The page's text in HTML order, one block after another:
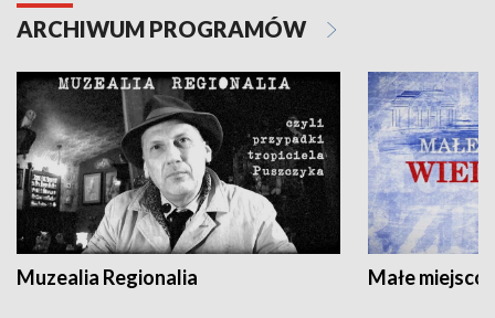
ARCHIWUM PROGRAMÓW
Muzealia Regionalia Małe